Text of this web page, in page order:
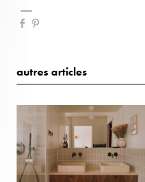
autres articles